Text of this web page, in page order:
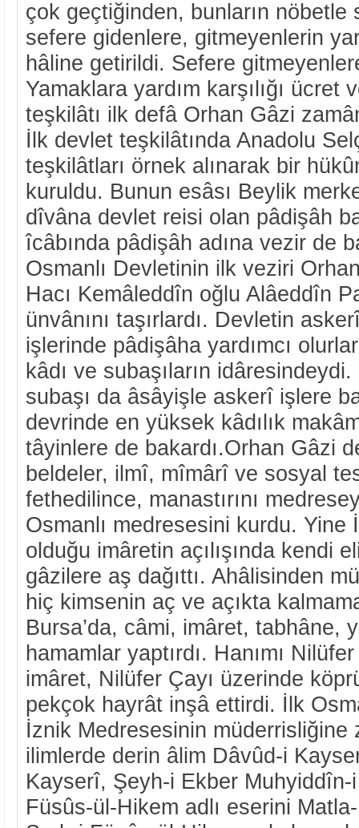
çok geçtiğinden, bunların nöbetle
sefere gidenlere, gitmeyenlerin
hâline getirildi. Sefere
Yamaklara yardım karşılığı ücret
teşkilâtı ilk defâ Orhan Gâzi
İlk devlet teşkilâtında Anadolu
teşkilâtları örnek alınarak bir
kuruldu. Bunun esâsı Beylik
dîvâna devlet reisi olan pâdişâh
îcâbında pâdişâh adına vezir de
Osmanlı Devletinin ilk veziri
Hacı Kemâleddîn oğlu Alâeddîn
ünvânını taşırlardı. Devletin
işlerinde pâdişâha yardımcı
kâdı ve subaşıların
subaşı da âsâyişle askerî işlere
devrinde en yüksek kâdılık
tâyinlere de bakardı.Orhan Gâzi
beldeler, ilmî, mîmârî ve sosyal
fethedilince, manastırını
Osmanlı medresesini kurdu. Yine
olduğu imâretin açılışında kendi
gâzilere aş dağıttı. Ahâlisinden
hiç kimsenin aç ve açıkta
Bursa’da, câmi, imâret, tabhâne,
hamamlar yaptırdı. Hanımı
imâret, Nilüfer Çayı üzerinde
pekçok hayrât inşâ ettirdi. İlk
İznik Medresesinin müderrisliğine
ilimlerde derin âlim Dâvûd-i
Kayserî, Şeyh-i Ekber
Füsûs-ül-Hikem adlı eserini